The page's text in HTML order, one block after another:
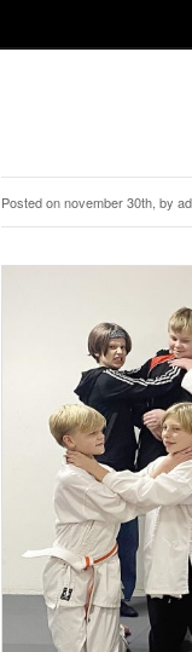
Posted on november 30th, by